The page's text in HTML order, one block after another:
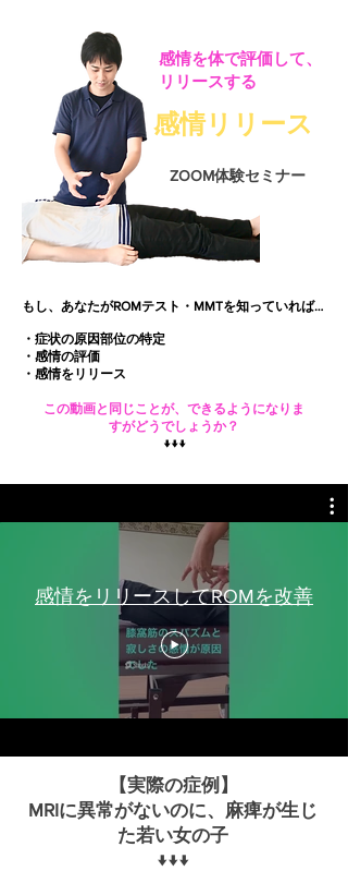
感情を体で評価して、
リリースする
​感情リリース
​ZOOM体験セミナー
もし、あなたがROMテスト・MMTを知っていれば…
・症状の原因部位の特定
・ 感情の評価
・感情をリリース
この動画と同じことが、できるようになりま
すがどうでしょうか？
​↓↓↓
感情をリリースしてROMを改善
【実際の症例】
MRIに異常がないのに、麻痺が生じ
た若い女の子
​↓↓↓